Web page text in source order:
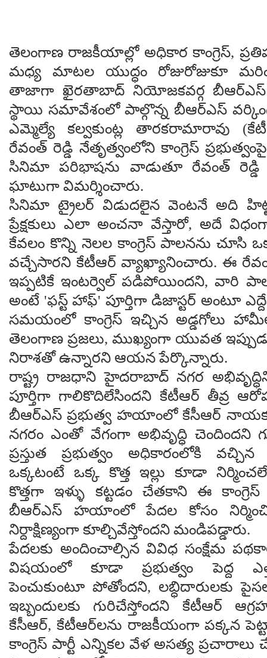
తెలంగాణ రాజకీయాల్లో అధికార కాంగ్రెస్,
మధ్య మాటల యుద్ధం రోజురోజుకూ
తాజాగా ఖైరతాబాద్ నియోజకవర్గ బీఆర్ఎస్
స్థాయి సమావేశంలో పాల్గొన్న బీఆర్ఎస్ వర్కింగ్
ఎమ్మెల్యే కల్వకుంట్ల తారకరామారావు
రేవంత్ రెడ్డి నేతృత్వంలోని కాంగ్రెస్
సినిమా పరిభాషను వాడుతూ రేవంత్ రెడ్డి
ఘాటుగా విమర్శించారు.
సినిమా ట్రైలర్ విడుదలైన వెంటనే అది
ప్రేక్షకులు ఎలా అంచనా వేస్తారో, అదే
కేవలం కొన్ని నెలల కాంగ్రెస్ పాలనను చూసి ఒక
వచ్చేసారని కేటీఆర్ వ్యాఖ్యానించారు. ఈ
ఇప్పటికే ఇంటర్వెల్ పడిపోయిందని, వారి
అంటే 'ఫస్ట్ హాఫ్' పూర్తిగా డిజాస్టర్ అంటూ
సమయంలో కాంగ్రెస్ ఇచ్చిన అడ్డగోలు
తెలంగాణ ప్రజలు, ముఖ్యంగా యువత
నిరాశతో ఉన్నారని ఆయన పేర్కొన్నారు.
రాష్ట్ర రాజధాని హైదరాబాద్ నగర అభివృద్ధిని
పూర్తిగా గాలికొదిలేసిందని కేటీఆర్ తీవ్ర
బీఆర్ఎస్ ప్రభుత్వ హయాంలో కేసీఆర్
నగరం ఎంతో వేగంగా అభివృద్ధి చెందిందని
ప్రస్తుత ప్రభుత్వం అధికారంలోకి
ఒక్కటంటే ఒక్క కొత్త ఇల్లు కూడా
కొత్తగా ఇళ్ళు కట్టడం చేతకాని ఈ కాంగ్రెస్
బీఆర్ఎస్ హయాంలో పేదల కోసం
నిర్దాక్షిణ్యంగా కూల్చివేస్తోందని మండిపడ్డారు.
పేదలకు అందించాల్సిన వివిధ సంక్షేమ
విషయంలో కూడా ప్రభుత్వం పెద్ద
పెంచుకుంటూ పోతోందని, లబ్ధిదారులకు
ఇబ్బందులకు గురిచేస్తోందని కేటీఆర్
కేసీఆర్, కేటీఆర్‌లను రాజకీయంగా పక్కన
కాంగ్రెస్ పార్టీ ఎన్నికల వేళ అసత్య